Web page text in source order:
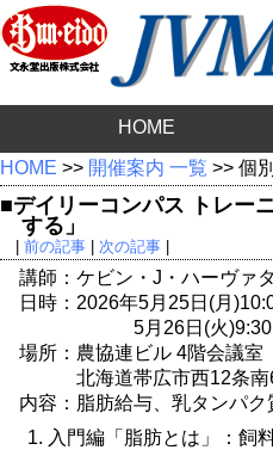
HOME
HOME >> 開催案内 一覧 >> 個
■デイリーコンパス トレー
する」
前の記事| 次の記事|
講師：ケビン・J・ハーヴァ
日時：2026年5月25日(月
5月26日(火
場所：農協連ビル 4階会議室
北海道帯広市西12条
内容：脂肪給与、乳タンパ
入門編「脂肪とは」：飼